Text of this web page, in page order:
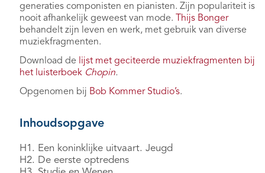
generaties componisten en pianisten. Zijn populariteit is
nooit afhankelijk geweest van mode.
Thijs Bonger
behandelt zijn leven en werk, met gebruik van diverse
muziekfragmenten.
Download de
lijst met geciteerde muziekfragmenten bij
het luisterboek Chopin.
Opgenomen bij Bob Kommer Studio’s.
Inhoudsopgave
H1. Een koninklijke uitvaart. Jeugd
H2. De eerste optredens